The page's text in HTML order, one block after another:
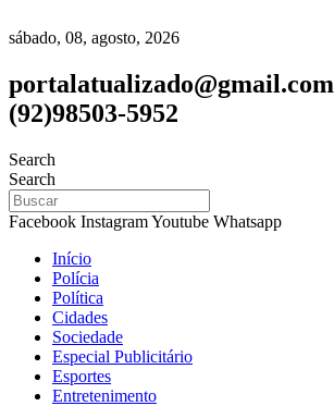
sábado, 08, agosto, 2026
portalatualizado@gmail.com
(92)98503-5952
Search
Search
Facebook InstagramYoutube Whatsapp
Início
Polícia
Política
Cidades
Sociedade
Especial Publicitário
Esportes
Entretenimento